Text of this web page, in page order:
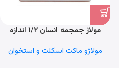
مولاژ جمجمه انسان ۱/۲ اندازه
مولاژو ماکت اسکلت و استخوان